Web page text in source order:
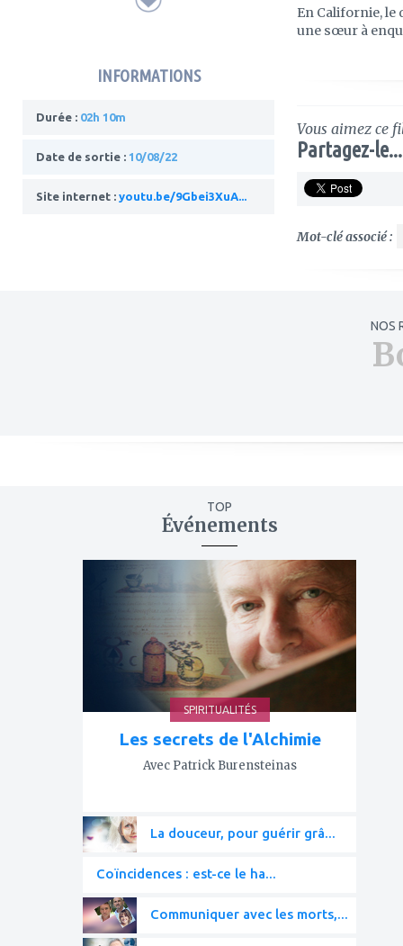
INFORMATIONS
Durée : 02h 10m
Date de sortie : 10/08/22
Site internet : youtu.be/9Gbei3XuA...
En Californie, le
une sœur à
Vous aimez ce
Partagez-le...
Mot-clé associé :
NOS
TOP
Événements
mes
SPIRITUALITÉS
Les secrets de l'Alchimie
Avec Patrick Burensteinas
La douceur, pour guérir grâ...
Coïncidences : est-ce le ha...
Communiquer avec les morts,...